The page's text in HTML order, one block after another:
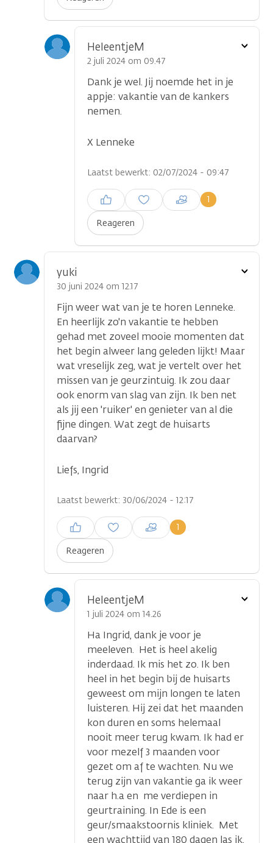
HeleentjeM
2 juli 2024 om 09.47
Dank je wel. Jij noemde het in je
appje: vakantie van de kankers
nemen.
X Lenneke
Laatst bewerkt: 02/07/2024 - 09:47
Reageren
1
Inloggen om een reactie te
plaatsen
Toon
yuki
30 juni 2024 om 12.17
Fijn weer wat van je te horen Lenneke.
En heerlijk zo'n vakantie te hebben
gehad met zoveel mooie momenten dat
het begin alweer lang geleden lijkt! Maar
wat vreselijk zeg, wat je vertelt over het
missen van je geurzintuig. Ik zou daar
ook enorm van slag van zijn. Ik ben net
als jij een 'ruiker' en genieter van al die
fijne dingen. Wat zegt de huisarts
daarvan?
Liefs, Ingrid
Laatst bewerkt: 30/06/2024 - 12:17
Reageren
1
Inloggen om een reactie te
plaatsen
Toon
HeleentjeM
1 juli 2024 om 14.26
Ha Ingrid, dank je voor je
meeleven. Het is heel akelig
inderdaad. Ik mis het zo. Ik ben
heel in het begin bij de huisarts
geweest om mijn longen te laten
luisteren. Hij zei dat het maanden
kon duren en soms helemaal
nooit meer terug kwam. Ik had er
voor mezelf 3 maanden voor
gezet om af te wachten. Nu we
terug zijn van vakantie ga ik weer
naar h.a en me verdiepen in
geurtraining. In Ede is een
geur/smaakstoornis kliniek. Met
een wachttijd van 180 dagen las ik.
Toon